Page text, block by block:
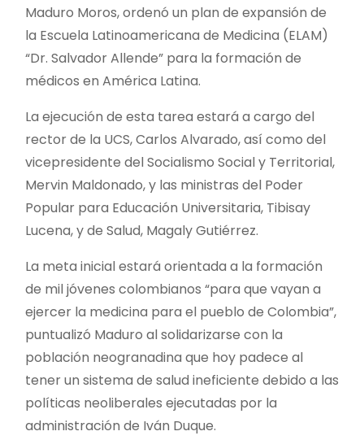
Maduro Moros, ordenó un plan de expansión de
la Escuela Latinoamericana de Medicina (ELAM)
“Dr. Salvador Allende” para la formación de
médicos en América Latina.
La ejecución de esta tarea estará a cargo del
rector de la UCS, Carlos Alvarado, así como del
vicepresidente del Socialismo Social y Territorial,
Mervin Maldonado, y las ministras del Poder
Popular para Educación Universitaria, Tibisay
Lucena, y de Salud, Magaly Gutiérrez.
La meta inicial estará orientada a la formación
de mil jóvenes colombianos “para que vayan a
ejercer la medicina para el pueblo de Colombia”,
puntualizó Maduro al solidarizarse con la
población neogranadina que hoy padece al
tener un sistema de salud ineficiente debido a las
políticas neoliberales ejecutadas por la
administración de Iván Duque.